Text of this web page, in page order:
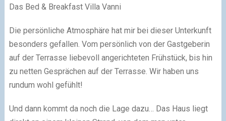
Das Bed & Breakfast Villa Vanni
Die persönliche Atmosphäre hat mir bei dieser Unterkunft
besonders gefallen. Vom persönlich von der Gastgeberin
auf der Terrasse liebevoll angerichteten Frühstück, bis hin
zu netten Gesprächen auf der Terrasse. Wir haben uns
rundum wohl gefühlt!
Und dann kommt da noch die Lage dazu… Das Haus liegt